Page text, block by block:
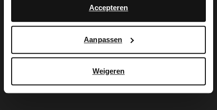
Accepteren
Aanpassen
Weigeren
29.99
15.00